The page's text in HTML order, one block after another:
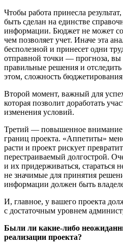
Чтобы работа принесла
быть сделан на единстве
информации. Бюджет не может
чем позволяет учет. Иначе эта
бесполезной и принесет одни
отправной точки — прогноза, вы
правильные решения и
этом, сложность
Второй момент, важный для
которая позволит доработать
изменения условий.
Третий — повышенное внимание
границ проекта. «Аппетиты»
расти и проект рискует
перестраиваемый долгострой.
и их придерживаться, стараться
не значимые для принятия
информации должен быть
И, главное, у вашего проекта
с достаточным уровнем
Были ли какие-либо
реализации проекта?